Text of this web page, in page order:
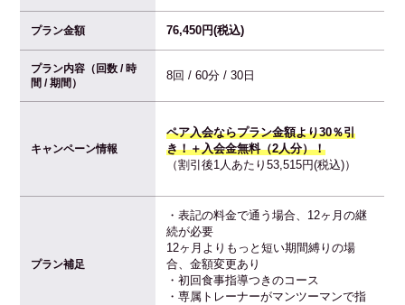
プラン金額 76,450円(税込)
プラン内容（回数 / 時
間 / 期間）
8回 / 60分 / 30日
キャンペーン情報
ペア入会ならプラン金額より30％引
き！＋入会金無料（2人分）！
（割引後1人あたり53,515円(税込)）
プラン補足
・表記の料金で通う場合、12ヶ月の継
続が必要
12ヶ月よりもっと短い期間縛りの場
合、金額変更あり
・初回食事指導つきのコース
・専属トレーナーがマンツーマンで指